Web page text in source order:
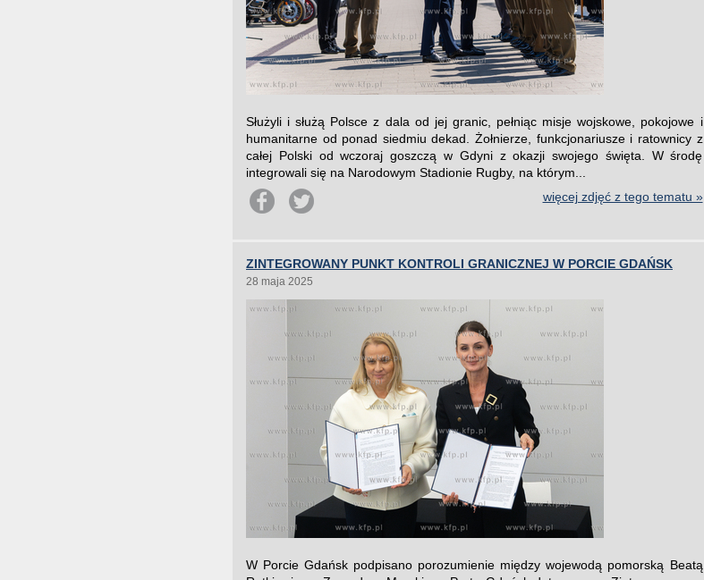
Służyli i służą Polsce z dala od jej granic, pełniąc misje wojskowe, pokojowe i
humanitarne od ponad siedmiu dekad. Żołnierze, funkcjonariusze i ratownicy z
całej Polski od wczoraj goszczą w Gdyni z okazji swojego święta. W środę
integrowali się na Narodowym Stadionie Rugby, na którym...
więcej zdjęć z tego tematu »
ZINTEGROWANY PUNKT KONTROLI GRANICZNEJ W PORCIE GDAŃSK
28 maja 2025
W Porcie Gdańsk podpisano porozumienie między wojewodą pomorską Beatą